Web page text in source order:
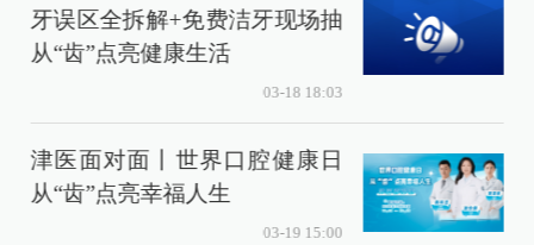
牙误区全拆解+免费洁牙现场抽
从“齿”点亮健康生活
03-18 18:03
津医面对面丨世界口腔健康日
从“齿”点亮幸福人生
03-19 15:00